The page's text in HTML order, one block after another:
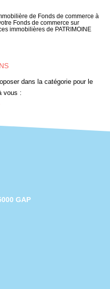
de Fonds de commerce à
Fonds de commerce sur
immobilières de PATRIMOINE
dans la catégorie pour le
vous :
GAP